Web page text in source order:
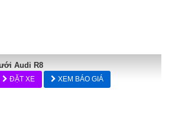
Audi R8
ĐẶT XE XEM BÁO GIÁ